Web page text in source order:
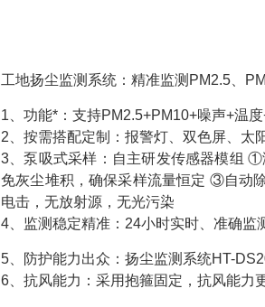
工地扬尘监测系统：精准监测PM2.5、
1、功能*：支持PM2.5+PM10+噪声+温
2、按需搭配定制：报警灯、双色屏、太
3、泵吸式采样：自主研发传感器模组
免灰尘堆积，确保采样流量恒定 ③自动
电击，无放射源，无光污染
4、监测稳定精准：24小时实时、准确监
5、防护能力出众：扬尘监测系统HT-
6、抗风能力：采用抱箍固定，抗风能力